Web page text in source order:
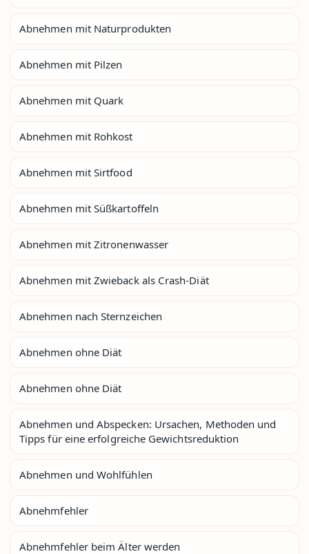
Abnehmen mit Naturprodukten
Abnehmen mit Pilzen
Abnehmen mit Quark
Abnehmen mit Rohkost
Abnehmen mit Sirtfood
Abnehmen mit Süßkartoffeln
Abnehmen mit Zitronenwasser
Abnehmen mit Zwieback als Crash-Diät
Abnehmen nach Sternzeichen
Abnehmen ohne Diät
Abnehmen ohne Diät
Abnehmen und Abspecken: Ursachen, Methoden und
Tipps für eine erfolgreiche Gewichtsreduktion
Abnehmen und Wohlfühlen
Abnehmfehler
Abnehmfehler beim Älter werden